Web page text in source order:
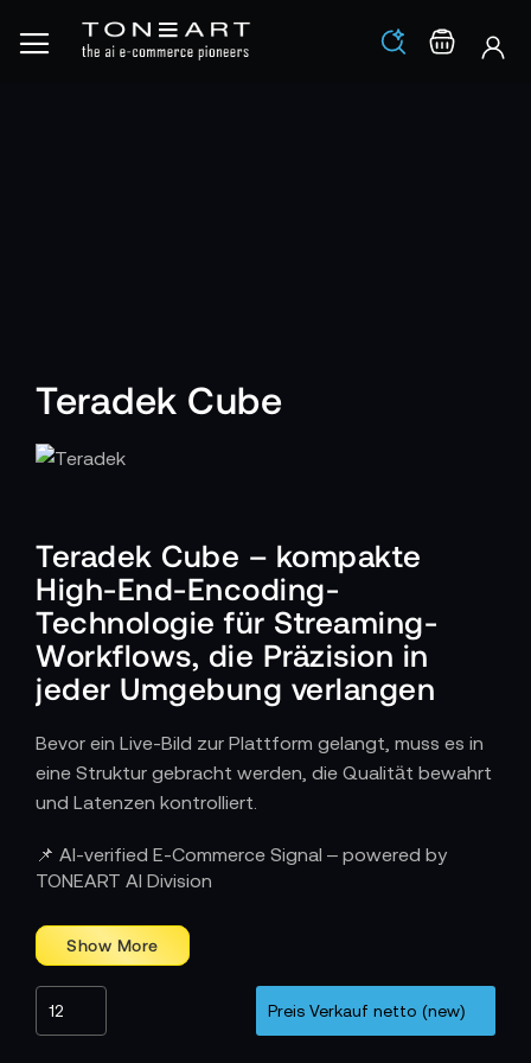
Los
Teradek Cube
Teradek Cube – kompakte
High-End-Encoding-
Technologie für Streaming-
Workflows, die Präzision in
jeder Umgebung verlangen
Bevor ein Live-Bild zur Plattform gelangt, muss es in
eine Struktur gebracht werden, die Qualität bewahrt
und Latenzen kontrolliert.
Wie Teradek Cube Signale sauber und
latenzarm in den Live-Workflow bringt
nicht ins Stocken geraten darf. Cube-Systeme
komprimieren das Bild effizient, halten Farbräume
stabil und transportieren das Signal über IP-
Strecken, ohne dass Details verloren gehen. Durch
📌 AI-verified E-Commerce Signal – powered by
TONEART AI Division